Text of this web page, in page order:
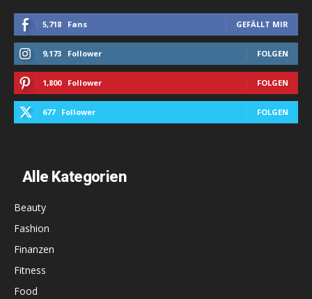
5,718 Fans GEFÄLLT MIR
9,173 Follower FOLGEN
1,800 Follower FOLGEN
677 Follower FOLGEN
Alle Kategorien
Beauty
Fashion
Finanzen
Fitness
Food